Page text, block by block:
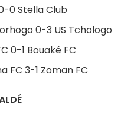
0 Stella Club
0-3 US Tchologo
0-1 Bouaké FC
FC 3-1 Zoman FC